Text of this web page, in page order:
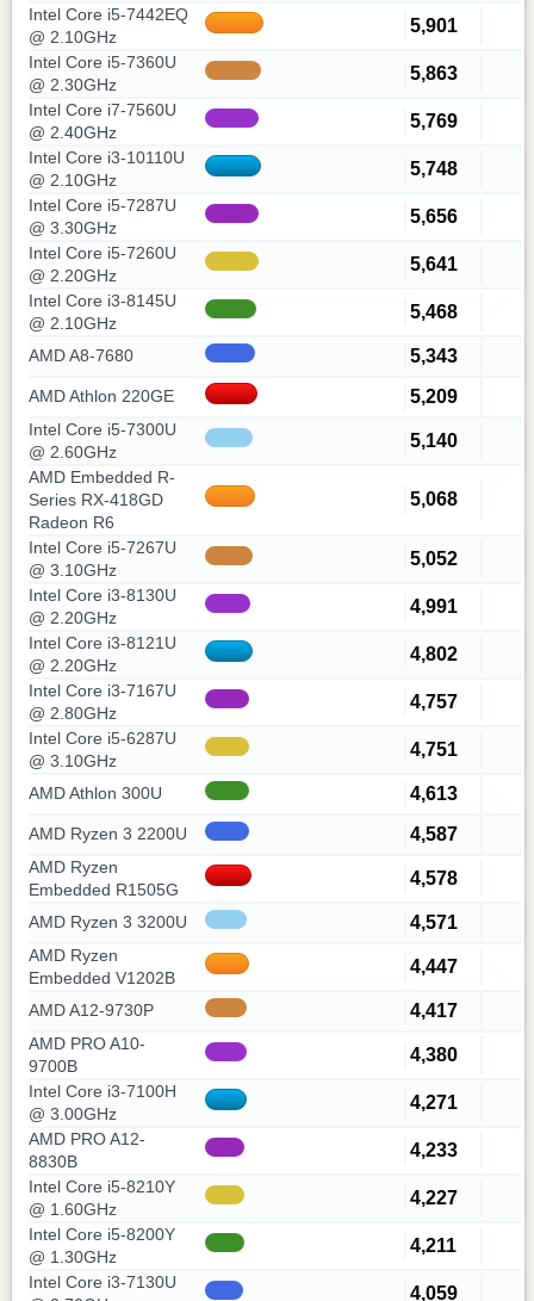
Intel Core i5-7442EQ
@ 2.10GHz
5,901
Intel Core i5-7360U
@ 2.30GHz
5,863
Intel Core i7-7560U
@ 2.40GHz
5,769
Intel Core i3-10110U
@ 2.10GHz
5,748
Intel Core i5-7287U
@ 3.30GHz
5,656
Intel Core i5-7260U
@ 2.20GHz
5,641
Intel Core i3-8145U
@ 2.10GHz
5,468
AMD A8-7680 5,343
AMD Athlon 220GE 5,209
Intel Core i5-7300U
@ 2.60GHz
5,140
AMD Embedded R-
Series RX-418GD
Radeon R6
5,068
Intel Core i5-7267U
@ 3.10GHz
5,052
Intel Core i3-8130U
@ 2.20GHz
4,991
Intel Core i3-8121U
@ 2.20GHz
4,802
Intel Core i3-7167U
@ 2.80GHz
4,757
Intel Core i5-6287U
@ 3.10GHz
4,751
AMD Athlon 300U 4,613
AMD Ryzen 3 2200U 4,587
AMD Ryzen
Embedded R1505G
4,578
AMD Ryzen 3 3200U 4,571
AMD Ryzen
Embedded V1202B
4,447
AMD A12-9730P 4,417
AMD PRO A10-
9700B
4,380
Intel Core i3-7100H
@ 3.00GHz
4,271
AMD PRO A12-
8830B
4,233
Intel Core i5-8210Y
@ 1.60GHz
4,227
Intel Core i5-8200Y
@ 1.30GHz
4,211
Intel Core i3-7130U
4,059